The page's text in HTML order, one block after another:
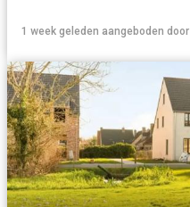
1 week geleden aangeboden door